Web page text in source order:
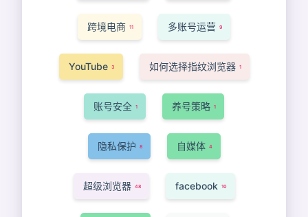
跨境电商 11 多账号运营 9
YouTube 3 如何选择指纹浏览器 1
账号安全 1 养号策略 1
隐私保护 8 自媒体 4
超级浏览器 48 facebook 10